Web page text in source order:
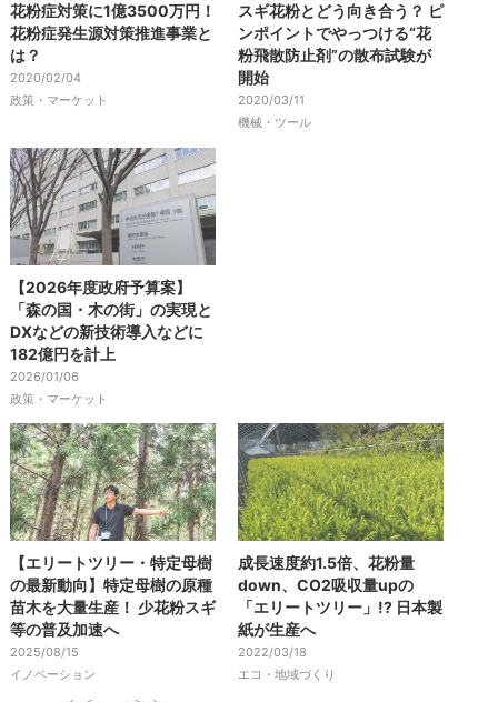
花粉症対策に1億3500万円！
花粉症発生源対策推進事業と
は？
2020/02/04
政策・マーケット
スギ花粉とどう向き合う？ ピ
ンポイントでやっつける“花
粉飛散防止剤”の散布試験が
開始
2020/03/11
機械・ツール
【2026年度政府予算案】
「森の国・木の街」の実現と
DXなどの新技術導入などに
182億円を計上
2026/01/06
政策・マーケット
【エリートツリー・特定母樹
の最新動向】特定母樹の原種
苗木を大量生産！ 少花粉スギ
等の普及加速へ
2025/08/15
イノベーション
成長速度約1.5倍、花粉量
down、CO2吸収量upの
「エリートツリー」!? 日本製
紙が生産へ
2022/03/18
エコ・地域づくり